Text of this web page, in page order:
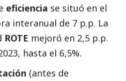
eficiencia se situó en el
interanual de 7 p.p. La
ROTE mejoró en 2,5 p.p.
hasta el 6,5%.
(antes de